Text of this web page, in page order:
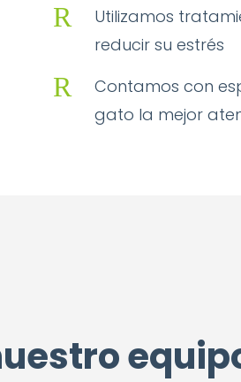
R
Utilizamos
reducir su estrés
R
Contamos con
gato la mejor